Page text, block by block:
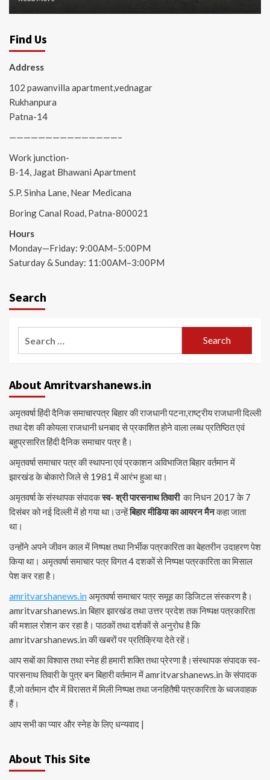
Find Us
Address
102 pawanvilla apartment,vednagar
Rukhanpura
Patna-14
———————————————–
Work junction-
B-14, Jagat Bhawani Apartment
S.P. Sinha Lane, Near Medicana
Boring Canal Road, Patna-800021
Hours
Monday—Friday: 9:00AM–5:00PM
Saturday & Sunday: 11:00AM–3:00PM
Search
About Amritvarshanews.in
अमृतवर्षा हिंदी दैनिक समाचारपत्र बिहार की राजधानी पटना,राष्ट्रीय राजधानी दिल्ली
तथा देश की कोयला राजधानी धनबाद से प्रकाशित होने वाला लब्ध प्रतिष्ठित एवं
बहुप्रसारित हिंदी दैनिक समाचार पत्र है।
अमृतवर्षा समाचार पत्र की स्थापना एवं प्रकाशन अविभाजित बिहार वर्तमान में
झारखंड के बोकारो जिले से 1981 में आरंभ हुआ था।
अमृतवर्षा के संस्थापक संपादकस्व- श्री पारसनाथ तिवारीका निधन 2017 के 7
दिसंबर को नई दिल्ली में हो गया था।उन्हेंबिहार मीडिया का आयरन मैनकहा जाता
था।
उन्होंने अपने जीवन काल में निष्पक्ष तथा निर्भीक पत्रकारिता का बेहतरीन उदाहरण पेश
किया था। अमृतवर्षा समाचार पत्र विगत 4 दशकों से निष्पक्ष पत्रकारिता का मिसाल
पेश कर रहा है।
amritvarshanews.in अमृतवर्षा समाचार पत्र समूह का डिजिटल संस्करण है।
amritvarshanews.in बिहार झारखंड तथा उत्तर प्रदेश तक निष्पक्ष पत्रकारिता
की मशाल रोशन कर रहा है। पाठकों तथा दर्शकों से अनुरोध है कि
amritvarshanews.in की खबरों पर प्रतिक्रिया देते रहें।
आप सबों का विश्वास तथा स्नेह ही हमारी शक्ति तथा प्रेरणा है।संस्थापक संपादक स्व-
पारसनाथ तिवारी के पुत्र बन बिहारी वर्तमान में amritvarshanews.in के संपादक
हैं,जो वर्तमान दौर में विरासत में मिली निष्पक्ष तथा जनहितैषी पत्रकारिता के ध्वजवाहक
हैं।
आप सभी का प्यार और स्नेह के लिए धन्यवाद |
About This Site